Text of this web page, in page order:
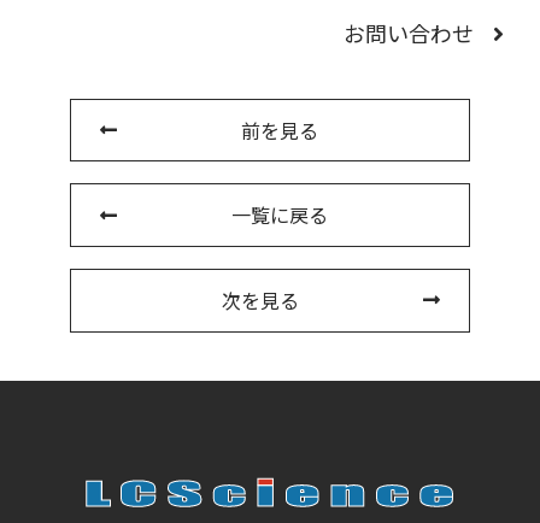
お問い合わせ
前を見る
一覧に戻る
次を見る